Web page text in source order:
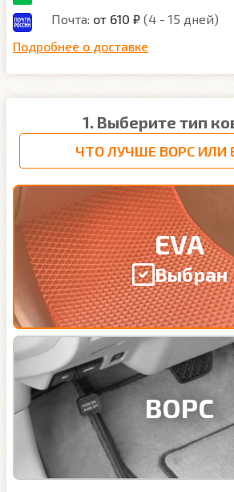
Почта: от 610 ₽ (4 - 15 дней)
Подробнее о доставке
1. Выберите тип
ЧТО ЛУЧШЕ ВОРС ИЛИ
EVA
Выбран
ВОРС